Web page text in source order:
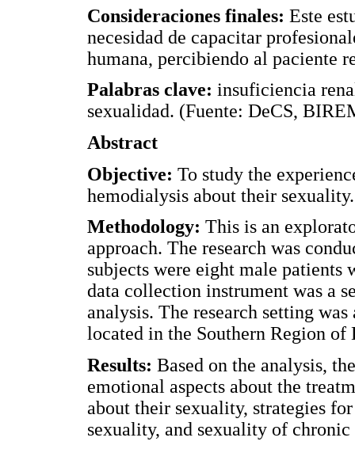
Consideraciones finales: Este
necesidad de capacitar
humana, percibiendo al paciente
Palabras clave: insuficiencia
sexualidad. (Fuente: DeCS,
Abstract
Objective: To study the
hemodialysis about their sexuality.
Methodology: This is an
approach. The research was
subjects were eight male patients
data collection instrument was a
analysis. The research setting
located in the Southern Region of
Results: Based on the analysis,
emotional aspects about the
about their sexuality, strategies
sexuality, and sexuality of